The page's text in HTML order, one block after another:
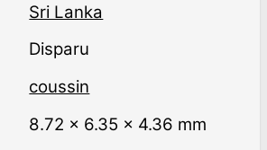
Sri Lanka
disparu
coussin
8.72 × 6.35 × 4.36 mm